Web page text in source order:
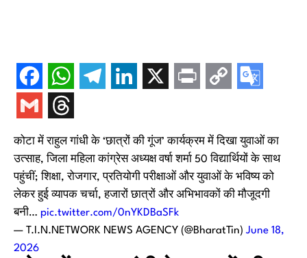
कोटा में राहुल गांधी के ‘छात्रों की गूंज’ कार्यक्रम में दिखा युवाओं का
उत्साह, जिला महिला कांग्रेस अध्यक्ष वर्षा शर्मा 50 विद्यार्थियों के साथ
पहुंचीं; शिक्षा, रोजगार, प्रतियोगी परीक्षाओं और युवाओं के भविष्य को
लेकर हुई व्यापक चर्चा, हजारों छात्रों और अभिभावकों की मौजूदगी
बनी… pic.twitter.com/0nYKDBaSFk
— T.I.N.NETWORK NEWS AGENCY (@BharatTin) June 18,
2026